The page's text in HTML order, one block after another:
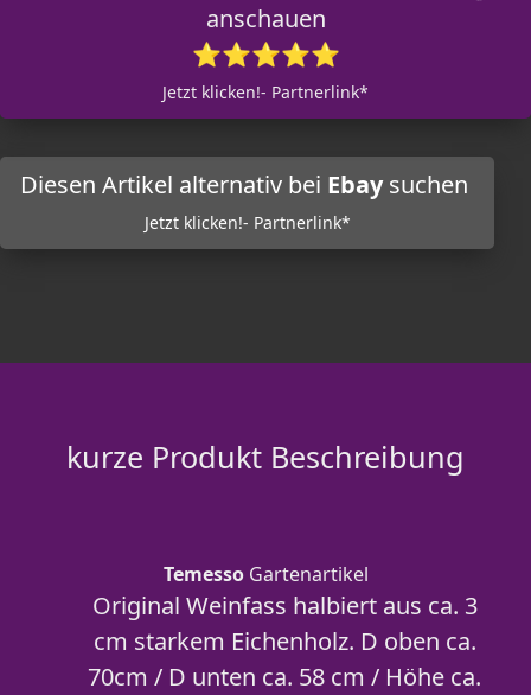
anschauen
⭐⭐⭐⭐⭐
Jetzt klicken!- Partnerlink*
Diesen Artikel alternativ bei Ebaysuchen
Jetzt klicken!- Partnerlink*
kurze Produkt Beschreibung
TemessoGartenartikel
Original Weinfass halbiert aus ca. 3
cm starkem Eichenholz. D oben ca.
70cm / D unten ca. 58 cm / Höhe ca.